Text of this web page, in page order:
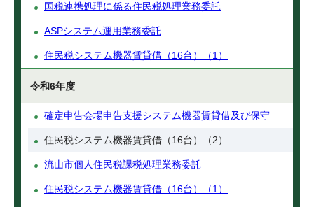
国税連携処理に係る住民税処理業務委託
ASPシステム運用業務委託
住民税システム機器賃貸借（16台）（1）
令和6年度
確定申告会場申告支援システム機器賃貸借及び保守
住民税システム機器賃貸借（16台）（2）
流山市個人住民税課税処理業務委託
住民税システム機器賃貸借（16台）（1）